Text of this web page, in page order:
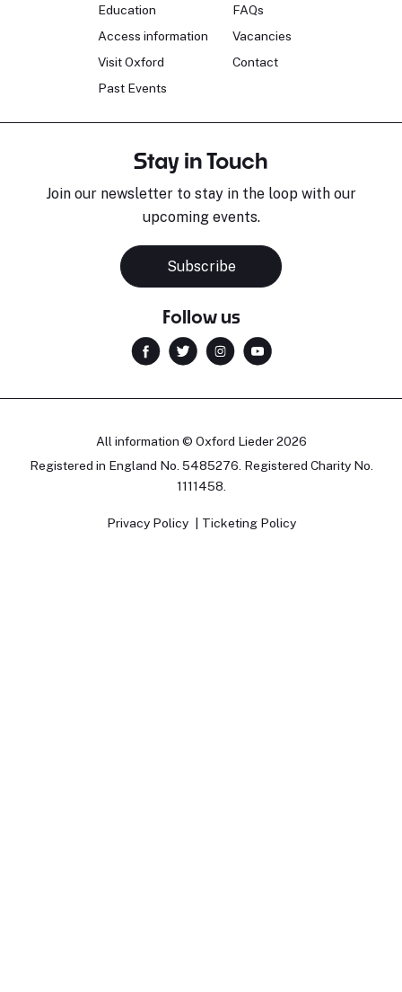
Education
Access information
Visit Oxford
Past Events
FAQs
Vacancies
Contact
Stay in Touch
Join our newsletter to stay in the loop with our
upcoming events.
Subscribe
Follow us
All information © Oxford Lieder 2026
Registered in England No. 5485276. Registered Charity No.
1111458.
Privacy Policy Ticketing Policy